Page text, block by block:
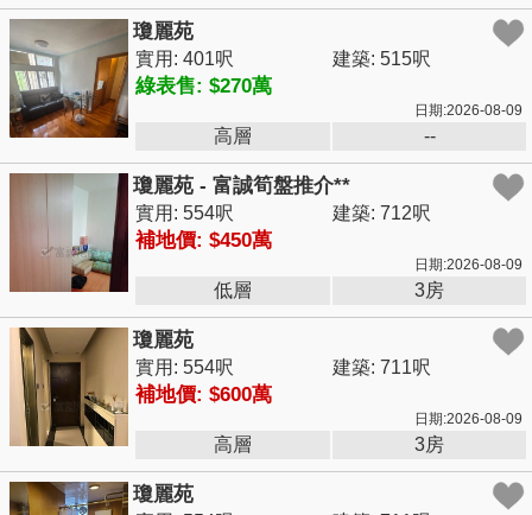
瓊麗苑
實用: 401呎 建築: 515呎
綠表售: $270萬
日期:2026-08-09
高層 --
瓊麗苑 - 富誠筍盤推介**
實用: 554呎 建築: 712呎
補地價: $450萬
日期:2026-08-09
低層 3房
瓊麗苑
實用: 554呎 建築: 711呎
補地價: $600萬
日期:2026-08-09
高層 3房
瓊麗苑